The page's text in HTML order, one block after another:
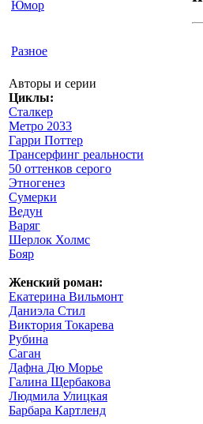
Юмор
Разное
Авторы и серии
Циклы:
Сталкер
Метро 2033
Гарри Поттер
Трансерфинг реальности
50 оттенков серого
Этногенез
Сумерки
Ведун
Варяг
Шерлок Холмс
Бояр
Женский роман:
Екатерина Вильмонт
Даниэла Стил
Виктория Токарева
Рубина
Саган
Дафна Дю Морье
Галина Щербакова
Людмила Улицкая
Барбара Картленд